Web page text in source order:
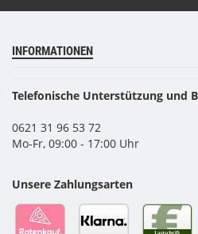
INFORMATIONEN
Telefonische Unterstützung und
0621 31 96 53 72
Mo-Fr, 09:00 - 17:00 Uhr
Unsere Zahlungsarten